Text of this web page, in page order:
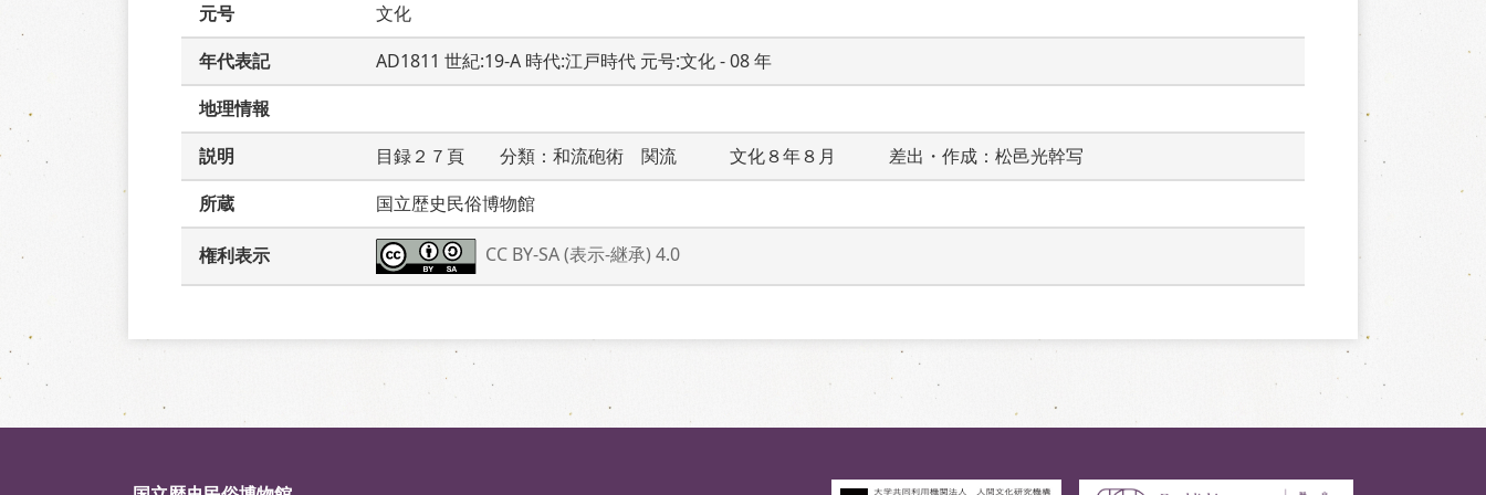
元号
文化
年代表記
AD1811 世紀:19-A 時代:江戸時代 元号:文化 - 08 年
地理情報
説明
目録２７頁　　分類：和流砲術　関流　　　文化８年８月　　　差出・作成：松邑光幹写
所蔵
国立歴史民俗博物館
権利表示 CC BY-SA (表示-継承) 4.0